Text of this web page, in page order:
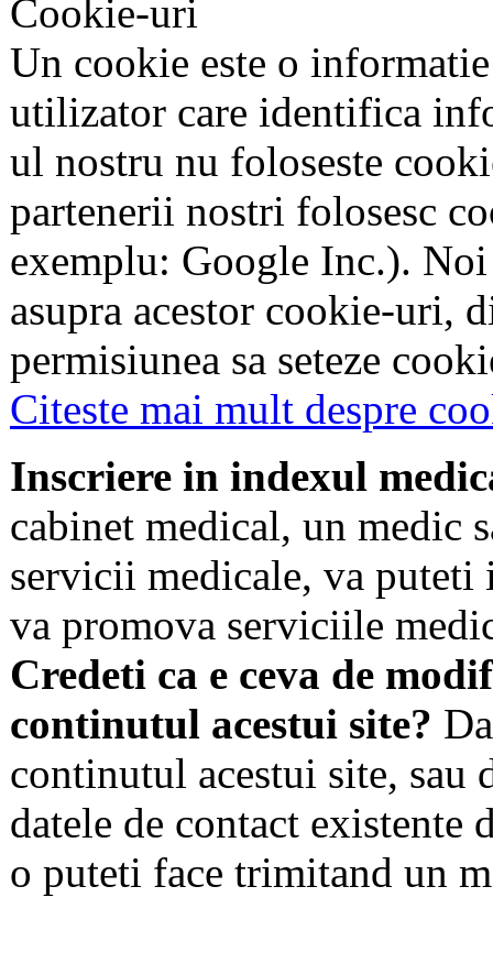
Cookie-uri
Un cookie este o
utilizator care identifica
ul nostru nu foloseste
partenerii nostri folosesc
exemplu: Google Inc.).
asupra acestor cookie-uri,
permisiunea sa seteze
Citeste mai mult despre
Inscriere in indexul
cabinet medical, un medic
servicii medicale, va puteti
va promova serviciile
Credeti ca e ceva de
continutul acestui site?
continutul acestui site, sau
datele de contact existente
o puteti face trimitand un